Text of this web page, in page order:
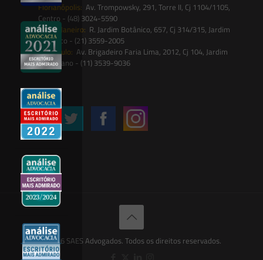
Florianópolis: Av. Trompowsky, 291, Torre II, Cj 1104/1105,
Centro - (48) 3024-5590
Rio de Janeiro: R. Jardim Botânico, 657, Cj 314/315, Jardim
Botânico - (21) 3559-2005
São Paulo: Av. Brigadeiro Faria Lima, 2012, Cj 104, Jardim
Paulistano - (11) 3539-9036
Siga-nos
© 2026 SAES Advogados. Todos os direitos reservados.